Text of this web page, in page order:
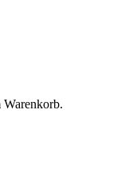
Warenkorb.